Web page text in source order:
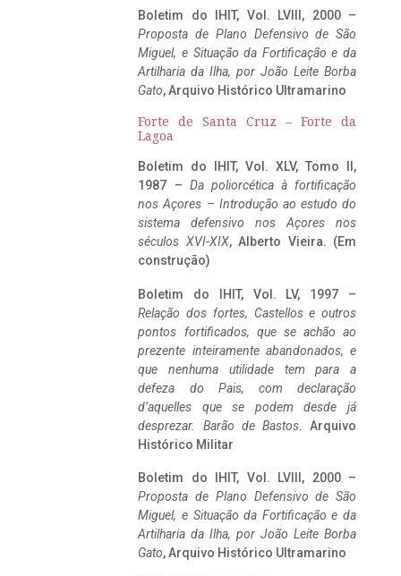
Boletim do IHIT, Vol. LVIII, 2000 –
Proposta de Plano Defensivo de São
Miguel, e Situação da Fortificação e da
Artilharia da Ilha, por João Leite Borba
Gato, Arquivo Histórico Ultramarino
Forte de Santa Cruz – Forte da
Lagoa
Boletim do IHIT, Vol. XLV, Tomo II,
1987 – Da poliorcética à fortificação
nos Açores – Introdução ao estudo do
sistema defensivo nos Açores nos
séculos XVI-XIX, Alberto Vieira. (Em
construção)
Boletim do IHIT, Vol. LV, 1997 –
Relação dos fortes, Castellos e outros
pontos fortificados, que se achão ao
prezente inteiramente abandonados, e
que nenhuma utilidade tem para a
defeza do Pais, com declaração
d’aquelles que se podem desde já
desprezar. Barão de Bastos. Arquivo
Histórico Militar
Boletim do IHIT, Vol. LVIII, 2000 –
Proposta de Plano Defensivo de São
Miguel, e Situação da Fortificação e da
Artilharia da Ilha, por João Leite Borba
Gato, Arquivo Histórico Ultramarino